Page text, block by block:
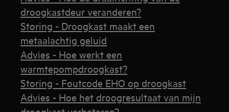
droogkastdeur veranderen?
Storing - Droogkast maakt een
metaalachtig geluid
Advies - Hoe werkt een
warmtepompdroogkast?
Storing - Foutcode EHO op droogkast
Advies - Hoe het droogresultaat van mijn